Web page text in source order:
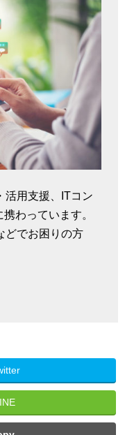
活用支援、ITコン
わっています。
どでお困りの方